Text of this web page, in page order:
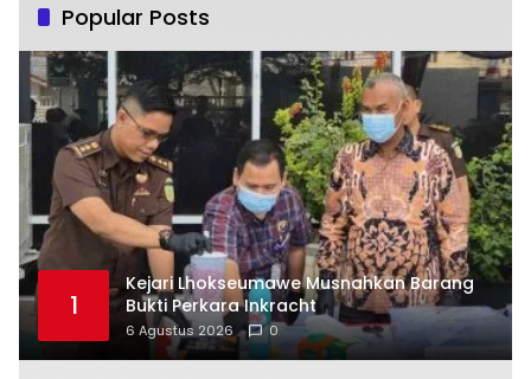
Popular Posts
1
Kejari Lhokseumawe Musnahkan Barang
Bukti Perkara Inkracht
6 Agustus 2026 0